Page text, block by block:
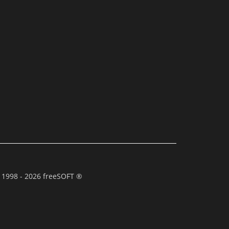
- 2026 freeSOFT ®